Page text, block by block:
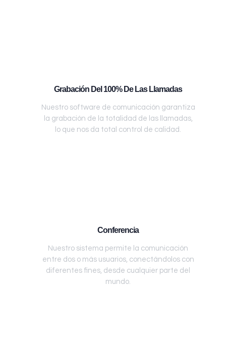
Grabación Del 100% De Las Llamadas
Nuestro software de comunicación garantiza
la grabación de la totalidad de las llamadas,
lo que nos da total control de calidad.
Conferencia
Nuestro sistema permite la comunicación
entre dos o más usuarios, conectándolos con
diferentes fines, desde cualquier parte del
mundo.